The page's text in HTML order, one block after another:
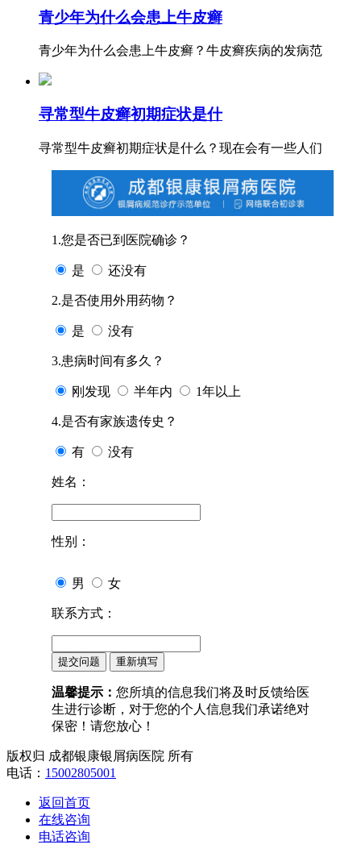
青少年为什么会患上牛皮癣
青少年为什么会患上牛皮癣？牛皮癣疾病的发病范
寻常型牛皮癣初期症状是什
寻常型牛皮癣初期症状是什么？现在会有一些人们
1.您是否已到医院确诊？
是 还没有
2.是否使用外用药物？
是 没有
3.患病时间有多久？
刚发现 半年内 1年以上
4.是否有家族遗传史？
有 没有
姓名：
性别：
男 女
联系方式：
温馨提示： 您所填的信息我们将及时反馈给医
生进行诊断，对于您的个人信息我们承诺绝对
保密！请您放心！
版权归 成都银康银屑病医院 所有
电话： 15002805001
返回首页
在线咨询
电话咨询